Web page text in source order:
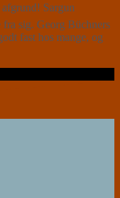
afgrund! Sargun
sig. Georg Büchners
fast hos mange, og